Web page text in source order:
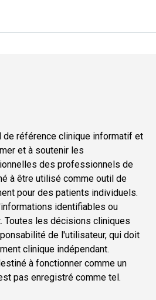
de référence clinique informatif et
et à soutenir les
des professionnels de
à être utilisé comme outil de
pour des patients individuels.
identifiables ou
Toutes les décisions cliniques
de l'utilisateur, qui doit
clinique indépendant.
à fonctionner comme un
pas enregistré comme tel.